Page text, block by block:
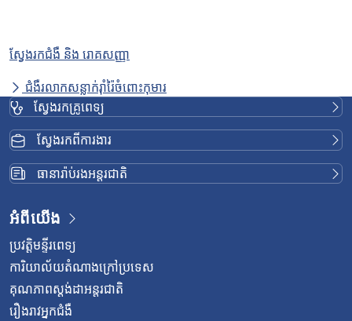
ស្វែងរកជំងឺ និង រោគសញ្ញា
ជំងឺរលាកសន្លាក់រ៉ាំរ៉ៃចំពោះកុមារ
ស្វែងរកគ្រូពេទ្យ
ស្វែងរកពីការងារ
ធានារ៉ាប់រងអន្តរជាតិ
អំពីយើង
ប្រវត្តិមន្ទីរពេទ្យ
ការិយាល័យតំណាងក្រៅប្រទេស
គុណភាពស្តង់ដាអន្តរជាតិ
រឿងរាវអ្នកជំងឺ